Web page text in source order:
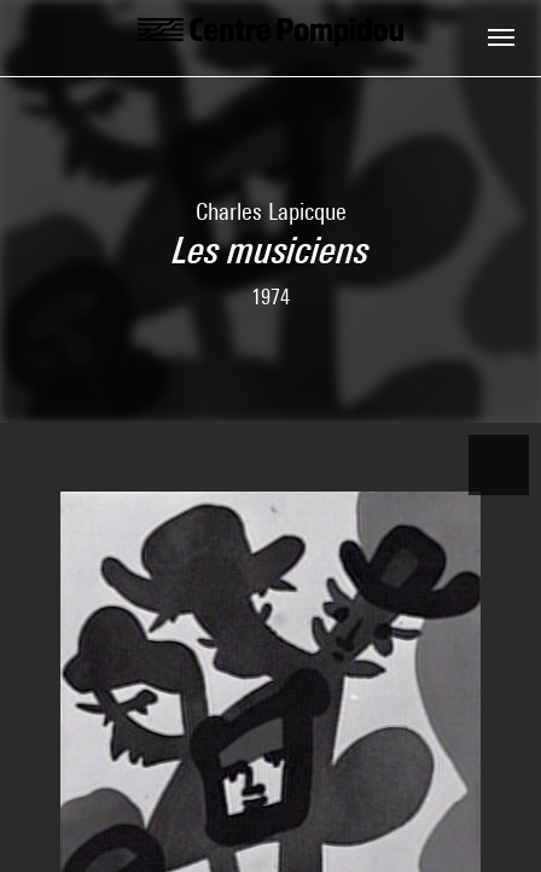
Skip to main content
Centre Pompidou
Charles Lapicque
Les musiciens
1974